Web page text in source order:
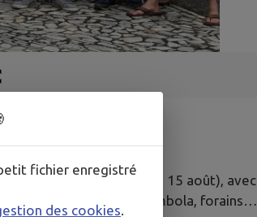
Cabrerets.
au dimanche, après le 15 août),
son et lumière, tombola, forains…
fichier enregistré
des cookies.